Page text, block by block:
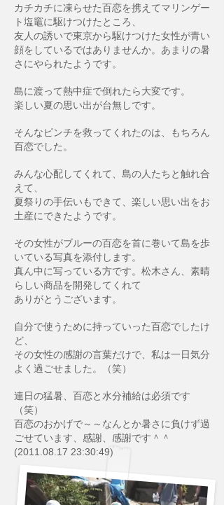
カチカチに凍らせた百恋を携えてマリンゲー
ト塩竈に駆けつけたところ、
友人の誘いで東京から駆けつけた女性が青い
顔をしているではありませんか。あまりの暑
さにやられたようです。
島に渡って熱中症で倒れたら大変です。
楽しい夏の思い出が台無しです。
そんなピンチを救ってくれたのは、もちろん
百恋でした。
みんな心配してくれて、島の人たちと触れ合
えて、
夏祭りの手伝いもできて、楽しい思い出をお
土産にできたようです。
その女性がブルーの百恋を首に巻いて島を歩
いている写真を添付します。
真ん中に写っている方です。 松木さん、素晴
らしい商品を開発してくれて
ありがとうございます。
自分で使うために持っていった百恋でしたけ
ど、
その女性の感謝の言葉だけで、私は一日気分
よく過ごせました。（笑）
連日の猛暑、百恋と水分補給は必須です
（笑）
百恋のおかげで～～なんとか暑さに負けず過
ごせています、感謝、感謝です＾＾
(2011.08.17 23:30:49)